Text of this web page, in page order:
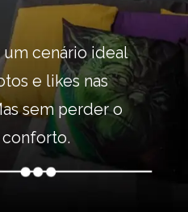
um cenário ideal
e likes nas
sem perder o